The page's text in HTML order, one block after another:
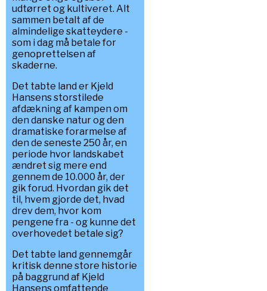
udtørret og kultiveret. Alt
sammen betalt af de
almindelige skatteydere -
som i dag må betale for
genoprettelsen af
skaderne.
Det tabte land er Kjeld
Hansens storstilede
afdækning af kampen om
den danske natur og den
dramatiske forarmelse af
den de seneste 250 år, en
periode hvor landskabet
ændret sig mere end
gennem de 10.000 år, der
gik forud. Hvordan gik det
til, hvem gjorde det, hvad
drev dem, hvor kom
pengene fra - og kunne det
overhovedet betale sig?
Det tabte land gennemgår
kritisk denne store historie
på baggrund af Kjeld
Hansens omfattende